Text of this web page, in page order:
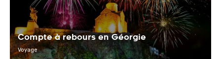
Compte à rebours en Géorgie
Voyage